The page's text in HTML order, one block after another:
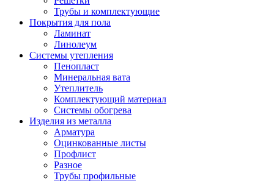
Трубы и комплектующие
Покрытия для пола
Ламинат
Линолеум
Системы утепления
Пенопласт
Минеральная вата
Утеплитель
Комплектующий материал
Системы обогрева
Изделия из металла
Арматура
Оцинкованные листы
Профлист
Разное
Трубы профильные